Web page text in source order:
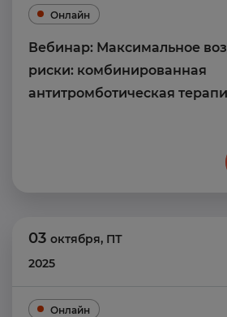
Онлайн
Вебинар: Максимальное
риски: комбинированная
антитромботическая
03 октября, ПТ
2025
Онлайн